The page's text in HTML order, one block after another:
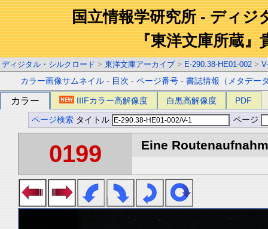
国立情報学研究所 - ディジ
『東洋文庫所蔵』
ディジタル・シルクロード > 東洋文庫アーカイブ > E-290.38-HE01-002 >
カラー画像サムネイル - 目次 -ページ番号 -書誌情報（メタデー
カラー IIIFカラー高解像度 白黒高解像度 PDF
ページ検索 タイトル ページ
0199 Eine